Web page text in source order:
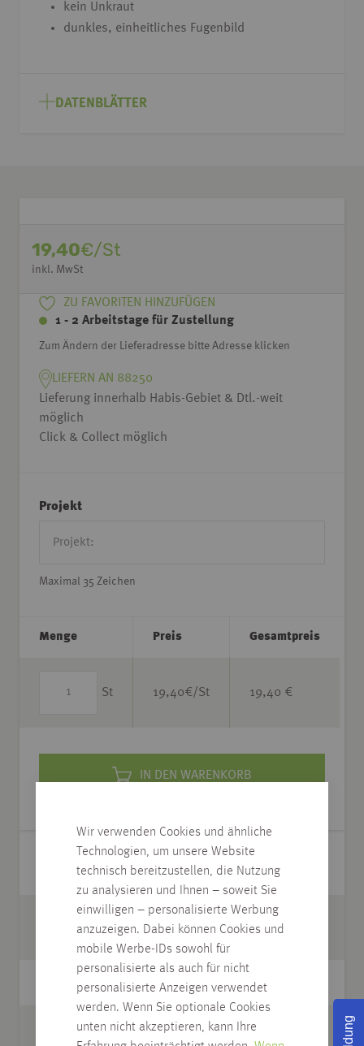
Wir verwenden Cookies und ähnliche
Technologien, um unsere Website
technisch bereitzustellen, die Nutzung
zu analysieren und Ihnen – soweit Sie
einwilligen – personalisierte Werbung
anzuzeigen. Dabei können Cookies und
mobile Werbe-IDs sowohl für
personalisierte als auch für nicht
personalisierte Anzeigen verwendet
werden. Wenn Sie optionale Cookies
unten nicht akzeptieren, kann Ihre
kein Unkraut
dunkles, einheitliches Fugenbild
DATENBLÄTTER
19,40€/St
inkl. MwSt
ZU FAVORITEN HINZUFÜGEN
1 - 2 Arbeitstage für Zustellung
Zum Ändern der Lieferadresse bitte Adresse klicken
LIEFERN AN 88250
Lieferung innerhalb Habis-Gebiet & Dtl.-weit
möglich
Click & Collect möglich
Projekt
Maximal 35 Zeichen
Menge
St
Preis
19,40€/St
Gesamtpreis
19,40 €
IN DEN WARENKORB
Modell
TERRATOOL Kunststoff
Wurzelvlies
Anwendung
Schutz gegen
Unkrautwuchs
Abmessung 10 x 1,50 m
Inhalt 15 m² pro Pack